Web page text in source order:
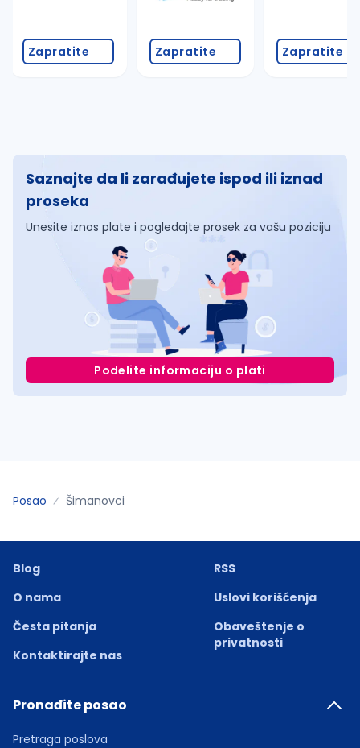
Zapratite Zapratite Zapratite
Saznajte da li zarađujete ispod ili iznad
proseka
Unesite iznos plate i pogledajte prosek za vašu poziciju
Podelite informaciju o plati
Posao Šimanovci
Blog
O nama
Česta pitanja
Kontaktirajte nas
RSS
Uslovi korišćenja
Obaveštenje o
privatnosti
Pronađite posao
Pretraga poslova